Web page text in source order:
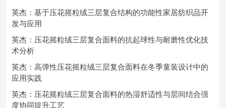
英杰：基于压花摇粒绒三层复合结构的功能性家居纺织品开
发与应用
英杰：压花摇粒绒三层复合面料的抗起球性与耐磨性优化技
术分析
英杰：高弹性压花摇粒绒三层复合面料在冬季童装设计中的
应用实践
英杰：压花摇粒绒三层复合面料的热湿舒适性与层间结合强
度协同提升工艺